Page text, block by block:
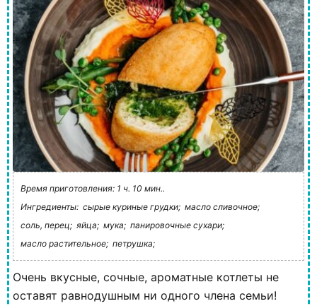
Время приготовления: 1 ч. 10 мин..
Ингредиенты: сырые куриные грудки; масло сливочное;
соль, перец; яйца; мука; панировочные сухари;
масло растительное; петрушка;
Очень вкусные, сочные, ароматные котлеты не
оставят равнодушным ни одного члена семьи!